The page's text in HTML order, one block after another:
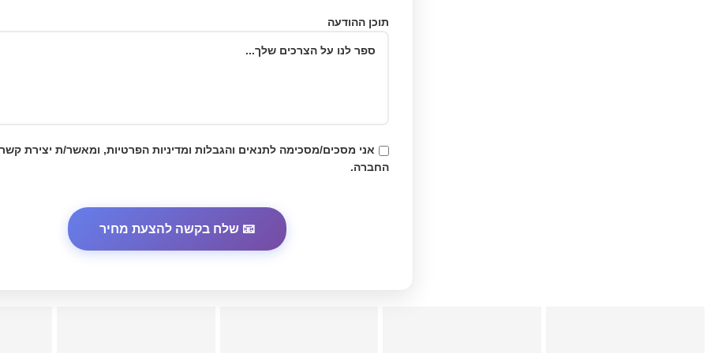
תוכן ההודעה
אני מסכים/מסכימה לתנאים והגבלות ומדיניות הפרטיות, ומאשר/ת יצירת
החברה.